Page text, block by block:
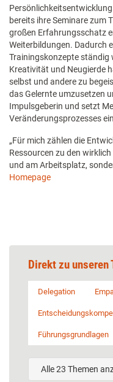
bereits ihre Seminare zum
großen Erfahrungsschatz
Weiterbildungen. Dadurch
Trainingskonzepte ständig
Kreativität und Neugierde
selbst und andere zu
das Gelernte umzusetzen
Impulsgeberin und setzt
Veränderungsprozesses
„Für mich zählen die
Ressourcen zu den
und am Arbeitsplatz,
Homepage
Direkt zu unseren
Delegation
Führungsgrundlagen
Alle 23 Themen